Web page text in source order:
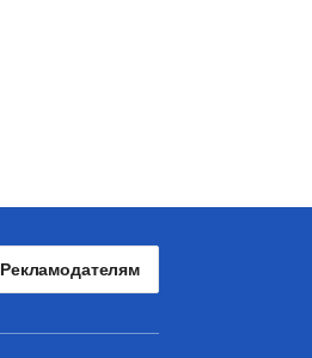
Рекламодателям